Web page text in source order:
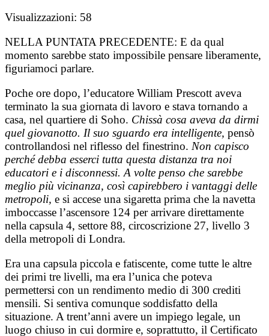
Visualizzazioni: 58
NELLA PUNTATA PRECEDENTE: E da qual
momento sarebbe stato impossibile pensare liberamente,
figuriamoci parlare.
Poche ore dopo, l’educatore William Prescott aveva
terminato la sua giornata di lavoro e stava tornando a
casa, nel quartiere di Soho. Chissà cosa aveva da dirmi
quel giovanotto. Il suo sguardo era intelligente, pensò
controllandosi nel riflesso del finestrino. Non capisco
perché debba esserci tutta questa distanza tra noi
educatori e i disconnessi. A volte penso che sarebbe
meglio più vicinanza, così capirebbero i vantaggi delle
metropoli, e si accese una sigaretta prima che la navetta
imboccasse l’ascensore 124 per arrivare direttamente
nella capsula 4, settore 88, circoscrizione 27, livello 3
della metropoli di Londra.
Era una capsula piccola e fatiscente, come tutte le altre
dei primi tre livelli, ma era l’unica che poteva
permettersi con un rendimento medio di 300 crediti
mensili. Si sentiva comunque soddisfatto della
situazione. A trent’anni avere un impiego legale, un
luogo chiuso in cui dormire e, soprattutto, il Certificato